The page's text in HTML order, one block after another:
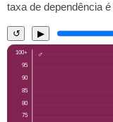
taxa de dependência
↺ ▶